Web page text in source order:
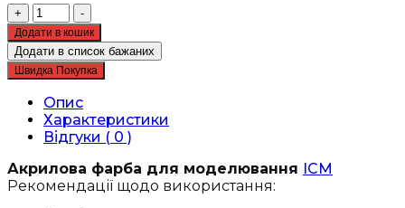
+
Акрилова
фарба
ICM
Темно-
синій
сірий
(1034)
кількість
-
Додати в кошик
Додати в список бажаних
Швидка Покупка
Опис
Характеристики
Відгуки ( 0 )
Акрилова фарба для моделювання ICM
Рекомендації щодо використання: